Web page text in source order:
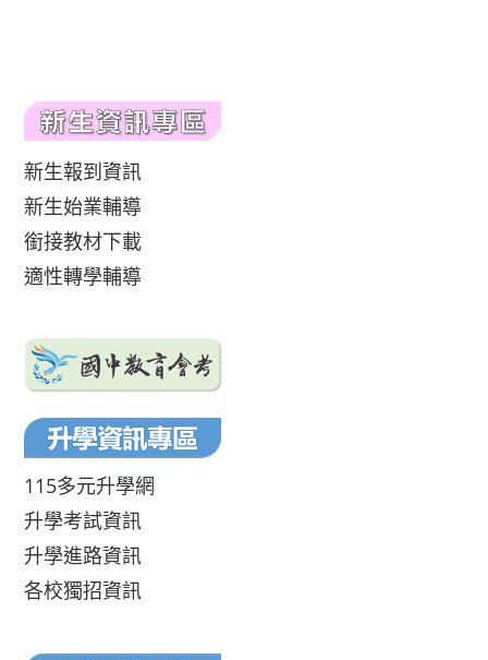
新生報到資訊
新生始業輔導
銜接教材下載
適性轉學輔導
115多元升學網
升學考試資訊
升學進路資訊
各校獨招資訊